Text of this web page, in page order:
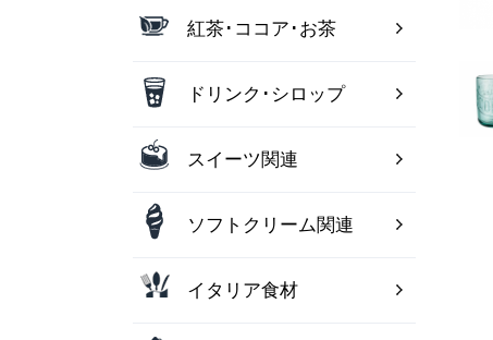
紅茶･ココア･お茶
ドリンク･シロップ
スイーツ関連
ソフトクリーム関連
イタリア食材